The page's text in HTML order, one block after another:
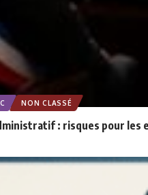
NON CLASSÉ
: risques pour